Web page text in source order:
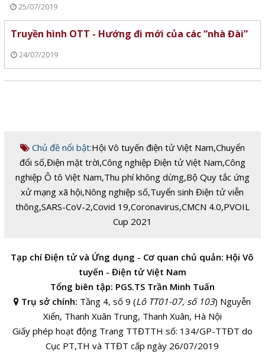
25/07/2019
Truyền hình OTT - Hướng đi mới của các “nhà Đài”
24/07/2019
Chủ đề nổi bật:Hội Vô tuyến điện tử Việt Nam,Chuyển
đổi số,Điện mặt trời,Công nghiệp Điện tử Việt Nam,Công
nghiệp Ô tô Việt Nam,Thu phí không dừng,Bộ Quy tắc ứng
xử mạng xã hội,Nông nghiệp số,Tuyển sinh Điện tử viễn
thông,SARS-CoV-2,Covid 19,Coronavirus,CMCN 4.0,PVOIL
Cup 2021
Tạp chí Điện tử và Ứng dụng - Cơ quan chủ quản: Hội Vô
tuyến - Điện tử Việt Nam
Tổng biên tập: PGS.TS Trần Minh Tuấn
Trụ sở chính: Tầng 4, số 9 (Lô TT01-07, số 103) Nguyễn
Xiển, Thanh Xuân Trung, Thanh Xuân, Hà Nội
Giấy phép hoạt động Trang TTĐTTH số: 134/GP-TTĐT do
Cục PT,TH và TTĐT cấp ngày 26/07/2019